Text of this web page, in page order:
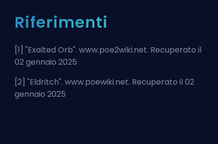
Riferimenti
[1] "Exalted Orb". www.poe2wiki.net. Recuperato il
02 gennaio 2025
[2] "Eldritch". www.poewiki.net. Recuperato il 02
gennaio 2025